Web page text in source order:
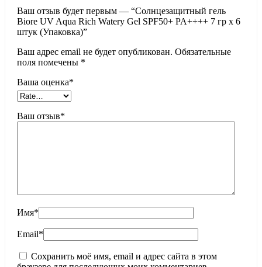
Ваш отзыв будет первым — “Солнцезащитный гель
Biore UV Aqua Rich Watery Gel SPF50+ PA++++ 7 гр x 6
штук (Упаковка)”
Ваш адрес email не будет опубликован. Обязательные
поля помечены *
Ваша оценка*
Ваш отзыв*
Имя*
Email*
Сохранить моё имя, email и адрес сайта в этом